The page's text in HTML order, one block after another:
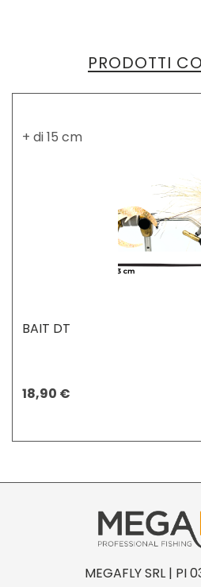
PRODOTTI
+ di 15 cm
BAIT DT
18,90 €
MEGAFLY SRL | PI